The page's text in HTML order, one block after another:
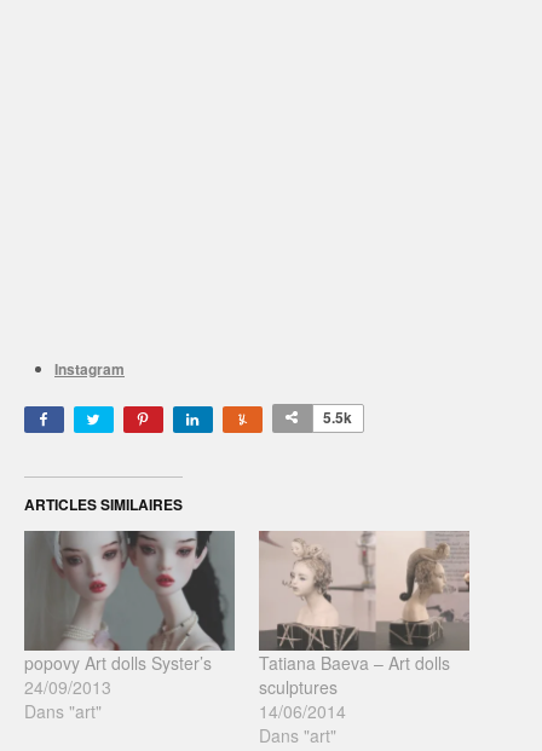
Instagram
5.5k
ARTICLES SIMILAIRES
popovy Art dolls Syster’s
24/09/2013
Dans "art"
Tatiana Baeva – Art dolls
sculptures
14/06/2014
Dans "art"